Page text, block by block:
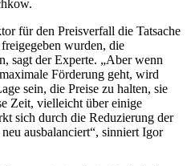
für den Preisverfall die Tatsache
freigegeben wurden, die
sagt der Experte. „Aber wenn
Förderung geht, wird
sein, die Preise zu halten, sie
Zeit, vielleicht über einige
sich durch die Reduzierung der
ausbalanciert“, sinniert Igor